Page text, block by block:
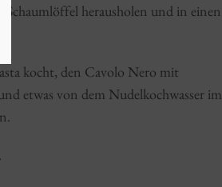
herausholen und in einen
kocht, den Cavolo Nero mit
etwas von dem Nudelkochwasser im